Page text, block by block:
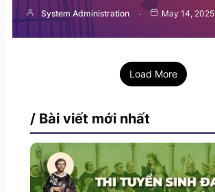
System Administration May 14, 2025
Load More
/ Bài viết mới nhất